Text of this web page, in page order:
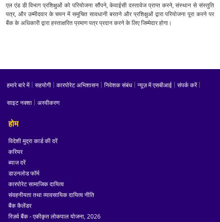
एल एंड डी विभाग प्रशिक्षुओं को परियोजना सौंपने, केवाईसी दस्तावेज प्राप्‍त करने, संस्थान से संस्‍तुति
पत्र, और उम्मीदवार के चयन में समुचित सावधानी बरतने और प्रशिक्षुओं द्वारा परियोजना पूरा करने पर
बैंक के अधिकारी द्वारा हस्ताक्षरित प्रमाण पत्र प्रदान करने के लिए जिम्मेदार होगा।
हमारे बारे में | सहयोगी | कारपोरेट अभिशासन | निवेशक संबंध | न्यूज़ में एसबीआई | संपर्क करें |
साइट नक्शा | अस्वीकरण
होम
विदेशी मुद्रा कार्ड की दरें
करियर
ब्याज दरें
डाउनलोड फॉर्म
कारपोरेट सामाजिक दायित्व
संवहनीयता तथा व्यावसायिक दायित्व नीति
बैंक कैलेंडर
रिज़र्व बैंक - एकीकृत लोकपाल योजना, 2026